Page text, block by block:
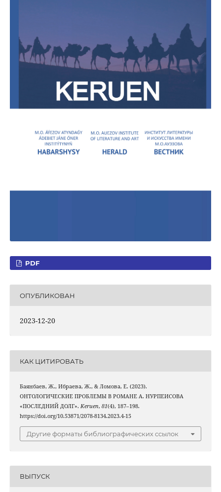
PDF
ОПУБЛИКОВАН
2023-12-20
КАК ЦИТИРОВАТЬ
Баянбаев, Ж., Ибраева, Ж., & Ломова, Е. (2023).
ОНТОЛОГИЧЕСКИЕ ПРОБЛЕМЫ В РОМАНЕ А. НУРПЕИСОВА
«ПОСЛЕДНИЙ ДОЛГ». Keruen, 81(4), 187–198.
https://doi.org/10.53871/2078-8134.2023.4-15
Другие форматы библиографических ссылок
ВЫПУСК